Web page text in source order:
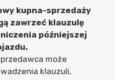
kupna-sprzedaży
zawrzeć klauzulę
późniejszej
może
klauzuli,